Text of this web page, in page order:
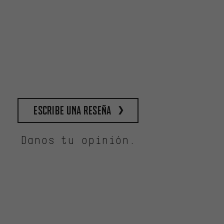
escribe una reseña
Danos tu opinión.